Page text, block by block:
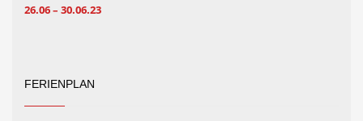
26.06 – 30.06.23
FERIENPLAN